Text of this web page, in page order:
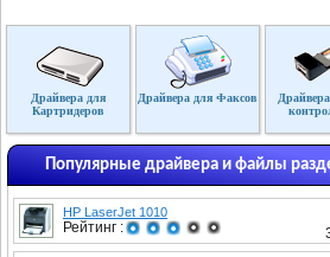
Драйвера для
Картридеров
Драйвера для Факсов
Популярные драйвера и файлы
HP LaserJet 1010
Рейтинг :